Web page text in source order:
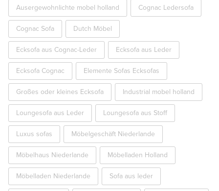
Ausergewohnlichte mobel holland Cognac Ledersofa
Cognac Sofa Dutch Möbel
Ecksofa aus Cognac-Leder Ecksofa aus Leder
Ecksofa Cognac Elemente Sofas Ecksofas
Großes oder kleines Ecksofa Industrial mobel holland
Loungesofa aus Leder Loungesofa aus Stoff
Luxus sofas Möbelgeschäft Niederlande
Möbelhaus Niederlande Möbelladen Holland
Möbelladen Niederlande Sofa aus leder